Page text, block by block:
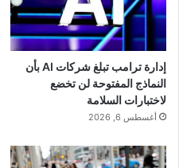
إدارة ترامب تبلغ شركات AI بأن
النماذج المفتوحة لن تخضع
لاختبارات السلامة
أغسطس 6, 2026